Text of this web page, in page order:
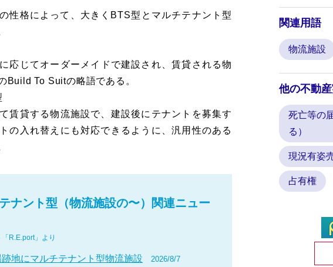
性格によって、大きくBTS型とマルチテナント型
応じてオーダーメイドで建設され、賃貸される物
Build To Suitの略語である。
賃貸する物流施設で、建設後にテナントを募集す
の入れ替えにも対応できるように、汎用性のある
ナント型（物流施設の〜）関連ニュー
R.E.port」より
地にマルチテナント型物流施設 2026/8/7
関連用語
物流施設
他の不動
死亡等の
る）
現況有姿
占有権